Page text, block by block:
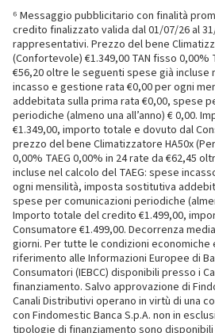
⁶ Messaggio pubblicitario con finalità
credito finalizzato valida dal 01/07/26 al
rappresentativi. Prezzo del bene
(Confortevole) €1.349,00 TAN fisso 0,00%
€56,20 oltre le seguenti spese già incluse
incasso e gestione rata €0,00 per ogni
addebitata sulla prima rata €0,00, spese
periodiche (almeno una all’anno) € 0,00.
€1.349,00, importo totale e dovuto dal
prezzo del bene Climatizzatore HA50x
0,00% TAEG 0,00% in 24 rate da €62,45
incluse nel calcolo del TAEG: spese
ogni mensilità, imposta sostitutiva
spese per comunicazioni periodiche
Importo totale del credito €1.499,00,
Consumatore €1.499,00. Decorrenza
giorni. Per tutte le condizioni economiche
riferimento alle Informazioni Europee di
Consumatori (IEBCC) disponibili presso i
finanziamento. Salvo approvazione di
Canali Distributivi operano in virtù di una
con Findomestic Banca S.p.A. non in
tipologie di finanziamento sono